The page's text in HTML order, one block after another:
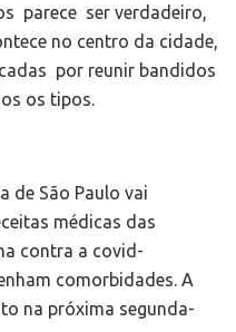
parece ser verdadeiro,
no centro da cidade,
por reunir bandidos
os tipos.
de São Paulo vai
médicas das
contra a covid-
comorbidades. A
na próxima segunda-